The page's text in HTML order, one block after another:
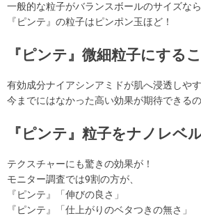
一般的な粒子がバランスボールのサイズなら
『ピンテ』の粒子はピンポン玉ほど！
『ピンテ』微細粒子にする
有効成分ナイアシンアミドが肌へ浸透しやす
今までにはなかった高い効果が期待できるの
『ピンテ』粒子をナノレベ
テクスチャーにも驚きの効果が！
モニター調査では9割の方が、
『ピンテ』「伸びの良さ」
『ピンテ』「仕上がりのベタつきの無さ」